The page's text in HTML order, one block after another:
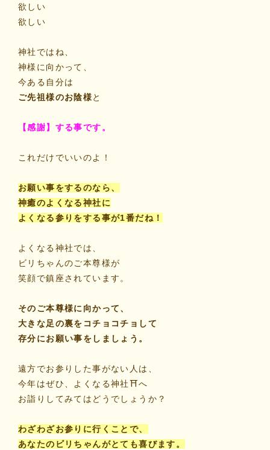
欲しい
欲しい
神社ではね、
神様に向かって、
今ある自分は
ご先祖様のお陰様と
【感謝】する事です。
これだけでいいのよ！
お願い事をするのなら、
神癒のよくなる神社に
よくなる参りをする事が1番だね！
よくなる神社では、
ビリちゃんのご本尊様が
笑顔で鎮座されています。
そのご本尊様に向かって、
大きな足の裏をコチョコチョして
存分にお願い事をしましょう。
遠方でお参りした事がない人は、
今年はぜひ、よくなる神社⛩️へ
お詣りしてみてはどうでしょうか？
わざわざお参りに行くことで、
あなたのビリちゃんがとても喜びます。